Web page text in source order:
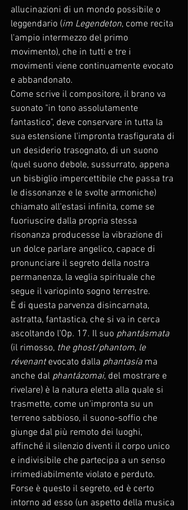
allucinazioni di un mondo possibile o
leggendario (im Legendeton, come recita
l'ampio intermezzo del primo
movimento), che in tutti e tre i
movimenti viene continuamente evocato
e abbandonato.
Come scrive il compositore, il brano va
suonato "in tono assolutamente
fantastico", deve conservare in tutta la
sua estensione l'impronta trasfigurata di
un desiderio trasognato, di un suono
(quel suono debole, sussurrato, appena
un bisbiglio impercettibile che passa tra
le dissonanze e le svolte armoniche)
chiamato all'estasi infinita, come se
fuoriuscire dalla propria stessa
risonanza producesse la vibrazione di
un dolce parlare angelico, capace di
pronunciare il segreto della nostra
permanenza, la veglia spirituale che
segue il variopinto sogno terrestre.
È di questa parvenza disincarnata,
astratta, fantastica, che si va in cerca
ascoltando l'Op. 17. Il suo phantásmata
(il rimosso, the ghost/phantom, le
révenant evocato dalla phantasía ma
anche dal phantázomai, del mostrare e
rivelare) è la natura eletta alla quale si
trasmette, come un'impronta su un
terreno sabbioso, il suono-soffio che
giunge dal più remoto dei luoghi,
affinché il silenzio diventi il corpo unico
e indivisibile che partecipa a un senso
irrimediabilmente violato e perduto.
Forse è questo il segreto, ed è certo
intorno ad esso (un aspetto della musica